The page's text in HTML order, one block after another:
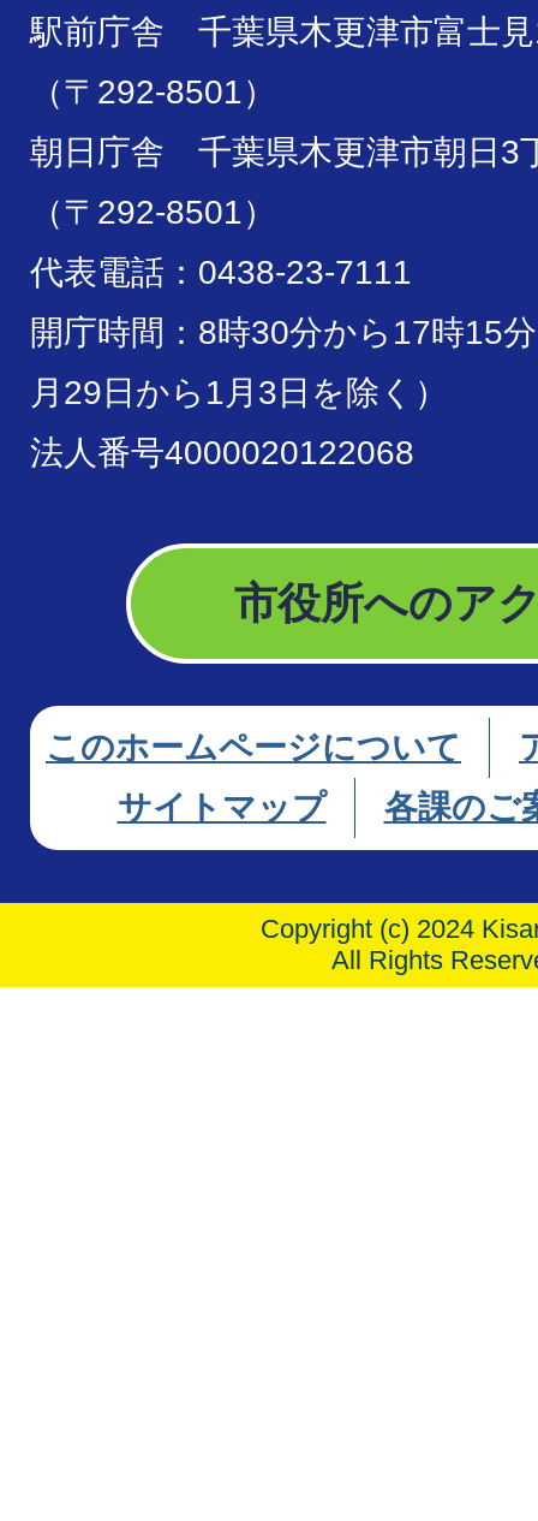
駅前庁舎 千葉県木更津市富士
（〒292-8501）
朝日庁舎 千葉県木更津市朝日3
（〒292-8501）
代表電話：0438-23-7111
開庁時間：8時30分から17時15
月29日から1月3日を除く）
法人番号4000020122068
市役所へのア
このホームページについて
サイトマップ
各課のご
Copyright (c) 2024
All Rights